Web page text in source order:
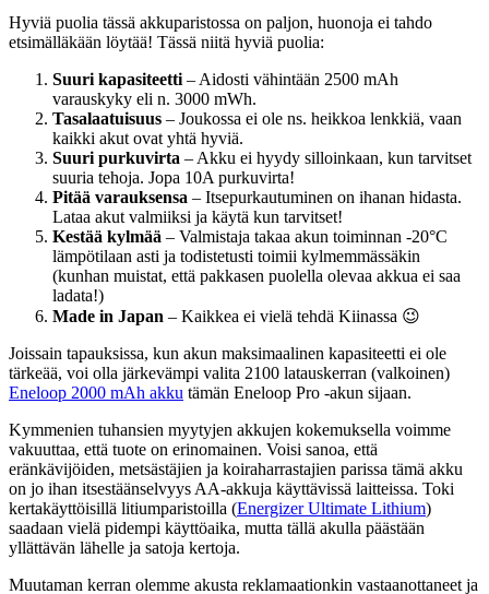
Hyviä puolia tässä akkuparistossa on paljon, huonoja ei tahdo
etsimälläkään löytää! Tässä niitä hyviä puolia:
Suuri kapasiteetti – Aidosti vähintään 2500 mAh
varauskyky eli n. 3000 mWh.
Tasalaatuisuus – Joukossa ei ole ns. heikkoa lenkkiä, vaan
kaikki akut ovat yhtä hyviä.
Suuri purkuvirta – Akku ei hyydy silloinkaan, kun tarvitset
suuria tehoja. Jopa 10A purkuvirta!
Pitää varauksensa – Itsepurkautuminen on ihanan hidasta.
Lataa akut valmiiksi ja käytä kun tarvitset!
Kestää kylmää – Valmistaja takaa akun toiminnan -20°C
lämpötilaan asti ja todistetusti toimii kylmemmässäkin
(kunhan muistat, että pakkasen puolella olevaa akkua ei saa
ladata!)
Made in Japan – Kaikkea ei vielä tehdä Kiinassa 😉
Joissain tapauksissa, kun akun maksimaalinen kapasiteetti ei ole
tärkeää, voi olla järkevämpi valita 2100 latauskerran (valkoinen)
Eneloop 2000 mAh akku tämän Eneloop Pro -akun sijaan.
Kymmenien tuhansien myytyjen akkujen kokemuksella voimme
vakuuttaa, että tuote on erinomainen. Voisi sanoa, että
eränkävijöiden, metsästäjien ja koiraharrastajien parissa tämä akku
on jo ihan itsestäänselvyys AA-akkuja käyttävissä laitteissa. Toki
kertakäyttöisillä litiumparistoilla (Energizer Ultimate Lithium)
saadaan vielä pidempi käyttöaika, mutta tällä akulla päästään
yllättävän lähelle ja satoja kertoja.
Muutaman kerran olemme akusta reklamaationkin vastaanottaneet ja